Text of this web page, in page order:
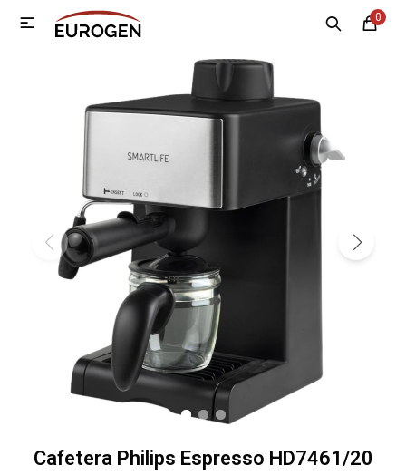
0

Cafetera Philips Espresso HD7461/20
MI CUENTA
Contacto Sucursales
Electrodomésticos
Tecnología
Climatización
Herramientas